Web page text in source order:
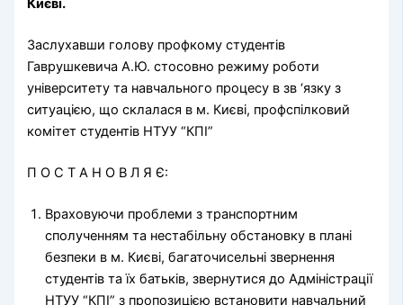
Києві.
Заслухавши голову профкому студентів
Гаврушкевича А.Ю. стосовно режиму роботи
університету та навчального процесу в зв ‘язку з
ситуацією, що склалася в м. Києві, профспілковий
комітет студентів НТУУ “КПІ”
П О С Т А Н О В Л Я Є:
Враховуючи проблеми з транспортним
сполученням та нестабільну обстановку в плані
безпеки в м. Києві, багаточисельні звернення
студентів та їх батьків, звернутися до Адміністрації
НТУУ “КПІ” з пропозицією встановити навчальний